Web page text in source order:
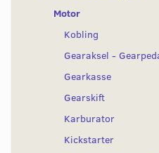
Motor
Kobling
Gearaksel -
Gearkasse
Gearskift
Karburator
Kickstarter